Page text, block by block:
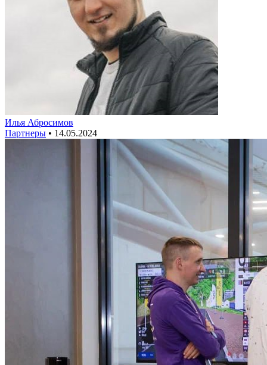
Илья Абросимов
Партнеры • 14.05.2024